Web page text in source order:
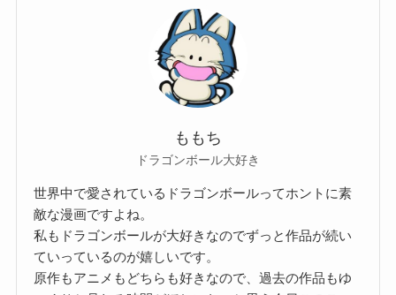
ももち
ドラゴンボール大好き
世界中で愛されているドラゴンボールってホントに素
敵な漫画ですよね。
私もドラゴンボールが大好きなのでずっと作品が続い
ていっているのが嬉しいです。
原作もアニメもどちらも好きなので、過去の作品もゆ